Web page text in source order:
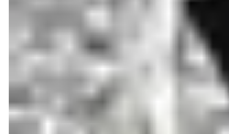
INDRA